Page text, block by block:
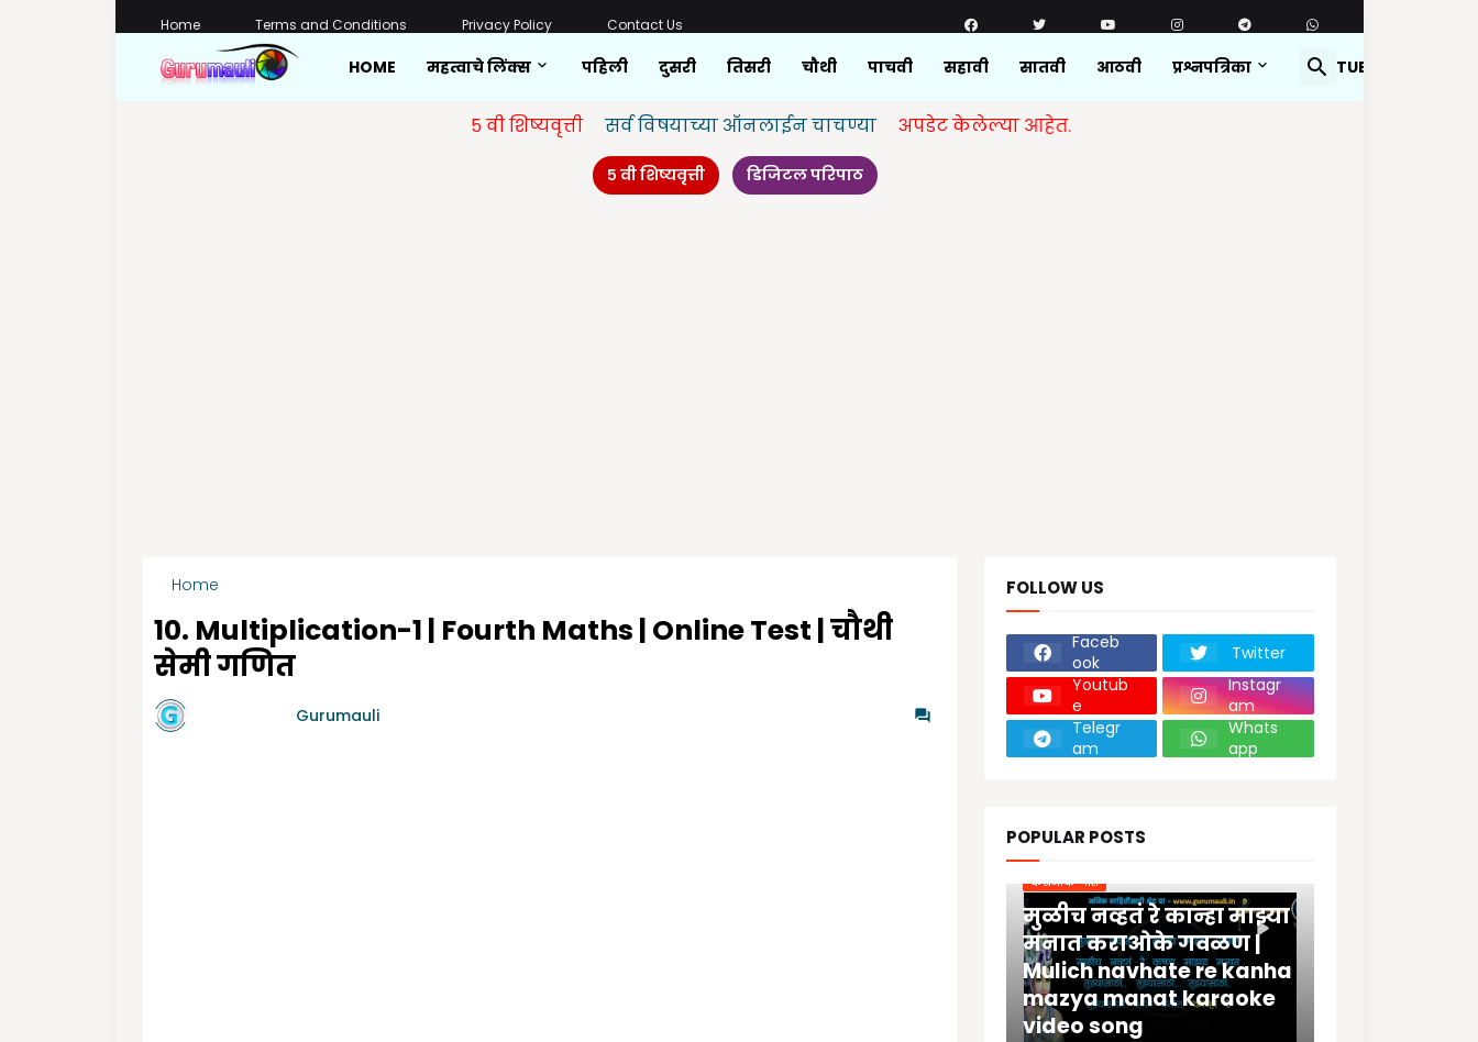
Home Terms and Conditions Privacy Policy Contact Us
HOME महत्वाचे लिंक्स पहिली दुसरी तिसरी चौथी पाचवी सहावी सातवी आठवी प्रश्नपत्रिका YOUTUBE
५ वी शिष्यवृत्ती सर्व विषयाच्या ऑनलाईन चाचण्या अपडेट केलेल्या आहेत.
५ वी शिष्यवृत्ती डिजिटल परिपाठ
Home
10. Multiplication-1 | Fourth Maths | Online Test | चौथी
सेमी गणित
Gurumauli
FOLLOW US
Faceb
ook
Twitter
Youtub
e
Instagr
am
Telegr
am
Whats
app
POPULAR POSTS
कराओके गीते
मुळीच नव्हतं रे कान्हा माझ्या
मनात कराओके गवळण |
Mulich navhate re kanha
mazya manat karaoke
video song